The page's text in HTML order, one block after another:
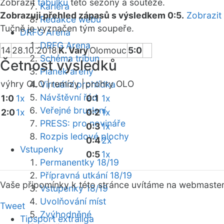
Kariéra
Redakce webu
DRFG Arena
DRFG Arena
Schéma tribun
Plánek areny
Virtuální prohlídka
Návštěvní řád
Veřejné bruslení
PRESS: pro novináře
Rozpis ledové plochy
Vstupenky
Permanentky 18/19
Přípravná utkání 18/19
Vstupenky 18/19
Uvolňování míst
Zvýhodněné
Zobrazit tabulku této sezóny a soutěže.
Zobrazuji přehled zápasů s výsledkem 0:5. Zobrazit
Tučně je vyznačen tým soupeře.
1428.10.2018K. VaryOlomouc 5:0
Četnost výsledků
výhry OLO |remízy |prohry OLO
1:0 1x
2:01x
0:1 1x
0:21x
0:31x
0:42x
0:51x
Vaše připomínky k této stránce uvítáme na webmaster
Tweet
Tipsport extraliga